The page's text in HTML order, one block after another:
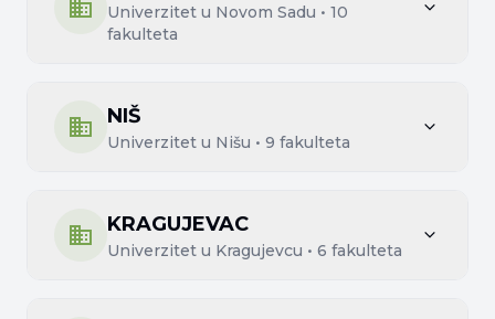
Univerzitet u Novom Sadu • 10
fakulteta
NIŠ
Univerzitet u Nišu • 9 fakulteta
KRAGUJEVAC
Univerzitet u Kragujevcu • 6 fakulteta